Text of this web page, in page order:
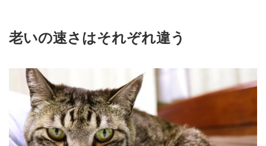
老いの速さはそれぞれ違う